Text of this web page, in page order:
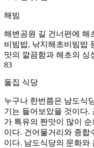
해빔
해변공원 길 건너편에 해
비빔밥, 낚지해초비빔밥
맛의 깔끔함과 해초의 싱
83
돌집 식당
누구나 한번쯤은 남도식
기는 들어보았을 것이다.
가 특유의 짠맛이 많이
이다. 건어물거리와 종합
이다. 남도식당의 문화와